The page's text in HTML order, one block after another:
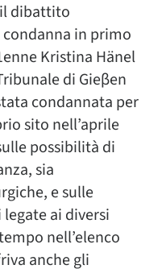
dibattito
in primo
Kristina Hänel
di Gieβen
condannata per
sito nell’aprile
possibilità di
sia
e sulle
ai diversi
nell’elenco
anche gli